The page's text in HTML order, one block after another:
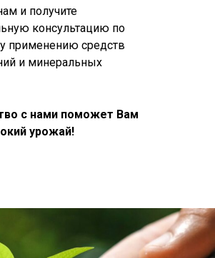
и получите
консультацию по
применению средств
и минеральных
с нами поможет Вам
урожай!